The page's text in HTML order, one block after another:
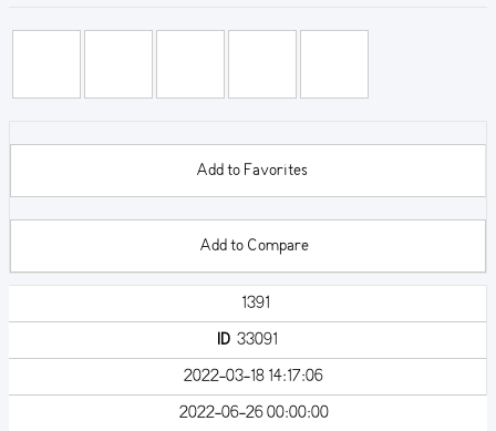
Add to Favorites
Add to Compare
1391
ID 33091
2022-03-18 14:17:06
2022-06-26 00:00:00